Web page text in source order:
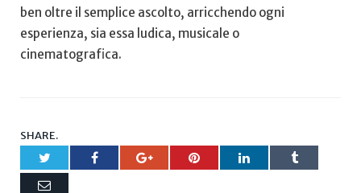
ben oltre il semplice ascolto, arricchendo ogni
esperienza, sia‍ essa ludica, musicale o
cinematografica.
SHARE.
Twitter Facebook Google+Pinterest LinkedIn Tumblr
Email